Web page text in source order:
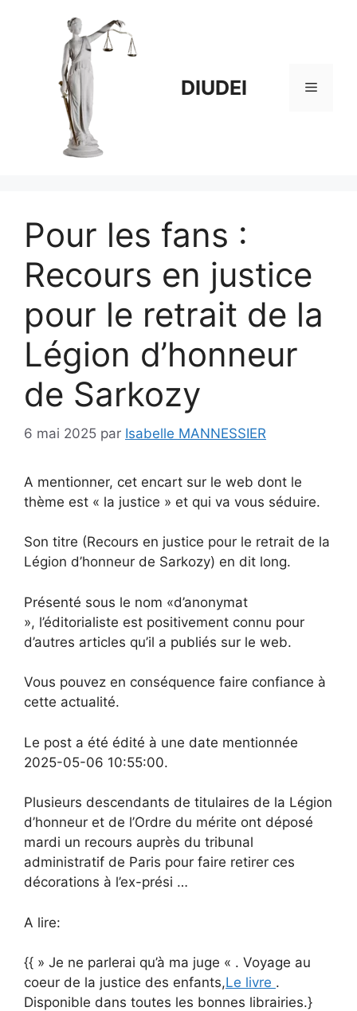
DIUDEI Menu
Pour les fans :
Recours en justice
pour le retrait de la
Légion d’honneur
de Sarkozy
6 mai 2025 par Isabelle MANNESSIER
A mentionner, cet encart sur le web dont le
thème est « la justice » et qui va vous séduire.
Son titre (Recours en justice pour le retrait de la
Légion d’honneur de Sarkozy) en dit long.
Présenté sous le nom «d’anonymat
», l’éditorialiste est positivement connu pour
d’autres articles qu’il a publiés sur le web.
Vous pouvez en conséquence faire confiance à
cette actualité.
Le post a été édité à une date mentionnée
2025-05-06 10:55:00.
Plusieurs descendants de titulaires de la Légion
d’honneur et de l’Ordre du mérite ont déposé
mardi un recours auprès du tribunal
administratif de Paris pour faire retirer ces
décorations à l’ex-prési …
A lire:
{{ » Je ne parlerai qu’à ma juge « . Voyage au
coeur de la justice des enfants,Le livre .
Disponible dans toutes les bonnes librairies.}